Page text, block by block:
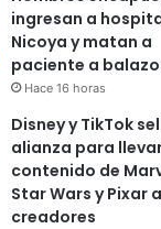
ingresan a
Nicoya y matan a
paciente a
Hace 16 horas
Disney y TikTok
alianza para
contenido de
Star Wars y Pixar
creadores